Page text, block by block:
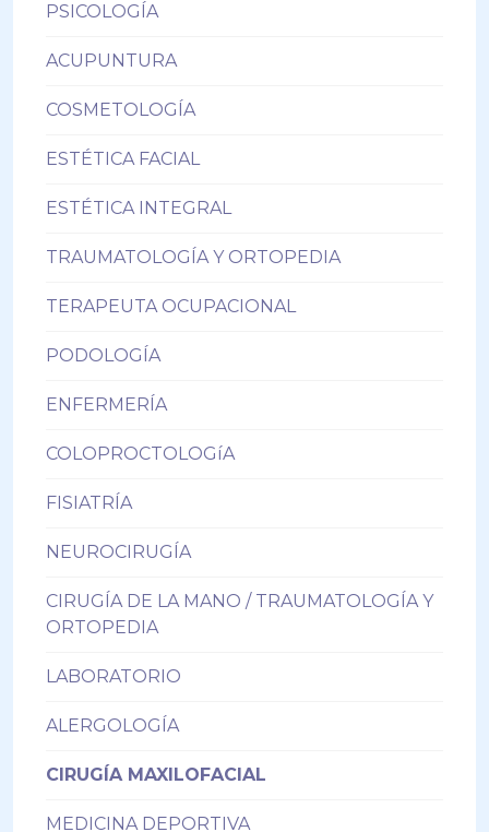
PSICOLOGÍA
ACUPUNTURA
COSMETOLOGÍA
ESTÉTICA FACIAL
ESTÉTICA INTEGRAL
TRAUMATOLOGÍA Y ORTOPEDIA
TERAPEUTA OCUPACIONAL
PODOLOGÍA
ENFERMERÍA
COLOPROCTOLOGíA
FISIATRÍA
NEUROCIRUGÍA
CIRUGÍA DE LA MANO / TRAUMATOLOGÍA Y
ORTOPEDIA
LABORATORIO
ALERGOLOGÍA
CIRUGÍA MAXILOFACIAL
MEDICINA DEPORTIVA